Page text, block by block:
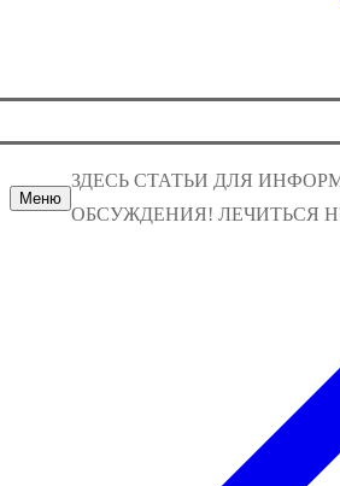
Меню
ЗДЕСЬ СТАТЬИ ДЛЯ
ОБСУЖДЕНИЯ! ЛЕЧИТЬСЯ